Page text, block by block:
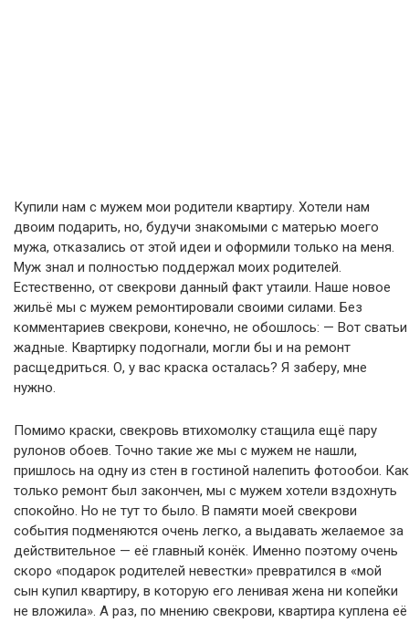
Купили нам с мужем мои родители квартиру. Хотели нам
двоим подарить, но, будучи знакомыми с матерью моего
мужа, отказались от этой идеи и оформили только на меня.
Муж знал и полностью поддержал моих родителей.
Естественно, от свекрови данный факт утаили. Наше новое
жильё мы с мужем ремонтировали своими силами. Без
комментариев свекрови, конечно, не обошлось: — Вот сватьи
жадные. Квартирку подогнали, могли бы и на ремонт
расщедриться. О, у вас краска осталась? Я заберу, мне
нужно.
Помимо краски, свекровь втихомолку стащила ещё пару
рулонов обоев. Точно такие же мы с мужем не нашли,
пришлось на одну из стен в гостиной налепить фотообои. Как
только ремонт был закончен, мы с мужем хотели вздохнуть
спокойно. Но не тут то было. В памяти моей свекрови
события подменяются очень легко, а выдавать желаемое за
действительное — её главный конёк. Именно поэтому очень
скоро «подарок родителей невестки» превратился в «мой
сын купил квартиру, в которую его ленивая жена ни копейки
не вложила». А раз, по мнению свекрови, квартира куплена её